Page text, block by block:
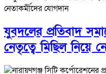
যুবদলের প্রতিবাদ
নেতৃত্বে মিছিল নিয়ে